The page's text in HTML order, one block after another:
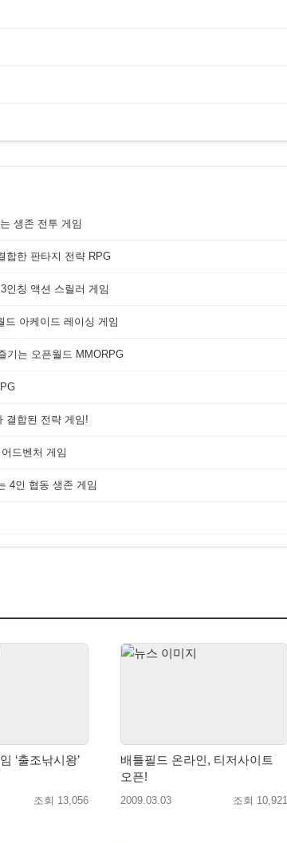
생존 전투 게임
합한 판타지 전략 RPG
인칭 액션 스릴러 게임
드 아케이드 레이싱 게임
기는 오픈월드 MMORPG
결합된 전략 게임!
드벤처 게임
4인 협동 생존 게임
‘출조낚시왕’
조회 13,056
배틀필드 온라인, 티저사이트
오픈!
2009.03.03 조회 10,921